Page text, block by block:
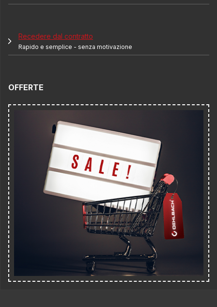
Recedere dal contratto
Rapido e semplice - senza motivazione
OFFERTE